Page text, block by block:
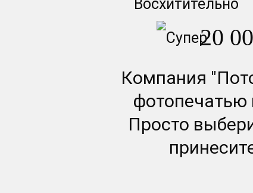
20
Компания
фотопечатью
Просто